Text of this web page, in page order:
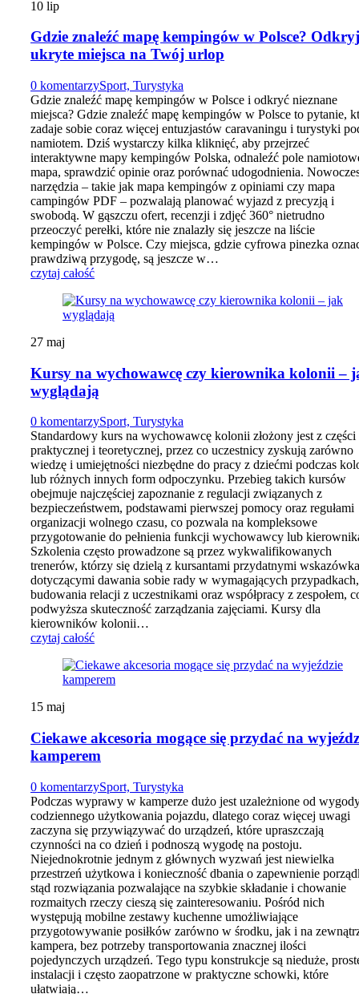
10 lip
Gdzie znaleźć mapę kempingów w Polsce? Odkryj
ukryte miejsca na Twój urlop
0 komentarzySport, Turystyka
Gdzie znaleźć mapę kempingów w Polsce i odkryć nieznane
miejsca? Gdzie znaleźć mapę kempingów w Polsce to pytanie,
zadaje sobie coraz więcej entuzjastów caravaningu i turystyki
namiotem. Dziś wystarczy kilka kliknięć, aby przejrzeć
interaktywne mapy kempingów Polska, odnaleźć pole
mapa, sprawdzić opinie oraz porównać udogodnienia.
narzędzia – takie jak mapa kempingów z opiniami czy mapa
campingów PDF – pozwalają planować wyjazd z precyzją i
swobodą. W gąszczu ofert, recenzji i zdjęć 360° nietrudno
przeoczyć perełki, które nie znalazły się jeszcze na liście
kempingów w Polsce. Czy miejsca, gdzie cyfrowa pinezka
prawdziwą przygodę, są jeszcze w…
czytaj całość
27 maj
Kursy na wychowawcę czy kierownika kolonii –
wyglądają
0 komentarzySport, Turystyka
Standardowy kurs na wychowawcę kolonii złożony jest z części
praktycznej i teoretycznej, przez co uczestnicy zyskują zarówno
wiedzę i umiejętności niezbędne do pracy z dziećmi podczas
lub różnych innych form odpoczynku. Przebieg takich kursów
obejmuje najczęściej zapoznanie z regulacji związanych z
bezpieczeństwem, podstawami pierwszej pomocy oraz regułami
organizacji wolnego czasu, co pozwala na kompleksowe
przygotowanie do pełnienia funkcji wychowawcy lub
Szkolenia często prowadzone są przez wykwalifikowanych
trenerów, którzy się dzielą z kursantami przydatnymi
dotyczącymi dawania sobie rady w wymagających przypadkach,
budowania relacji z uczestnikami oraz współpracy z zespołem,
podwyższa skuteczność zarządzania zajęciami. Kursy dla
kierowników kolonii…
czytaj całość
15 maj
Ciekawe akcesoria mogące się przydać na
kamperem
0 komentarzySport, Turystyka
Podczas wyprawy w kamperze dużo jest uzależnione od
codziennego użytkowania pojazdu, dlatego coraz więcej uwagi
zaczyna się przywiązywać do urządzeń, które upraszczają
czynności na co dzień i podnoszą wygodę na postoju.
Niejednokrotnie jednym z głównych wyzwań jest niewielka
przestrzeń użytkowa i konieczność dbania o zapewnienie
stąd rozwiązania pozwalające na szybkie składanie i chowanie
rozmaitych rzeczy cieszą się zainteresowaniu. Pośród nich
występują mobilne zestawy kuchenne umożliwiające
przygotowywanie posiłków zarówno w środku, jak i na
kampera, bez potrzeby transportowania znacznej ilości
pojedynczych urządzeń. Tego typu konstrukcje są nieduże,
instalacji i często zaopatrzone w praktyczne schowki, które
ułatwiają…